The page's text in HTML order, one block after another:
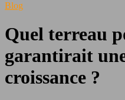
Blog
Quel terreau
garantirait
croissance ?